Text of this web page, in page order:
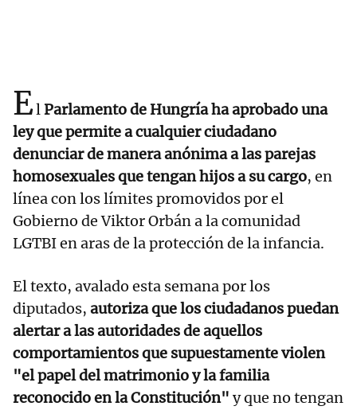
ElParlamento de Hungría ha aprobado una
ley que permite a cualquier ciudadano
denunciar de manera anónima a las parejas
homosexuales que tengan hijos a su cargo, en
línea con los límites promovidos por el
Gobierno de Viktor Orbán a la comunidad
LGTBI en aras de la protección de la infancia.
El texto, avalado esta semana por los
diputados, autoriza que los ciudadanos puedan
alertar a las autoridades de aquellos
comportamientos que supuestamente violen
"el papel del matrimonio y la familia
reconocido en la Constitución" y que no tengan